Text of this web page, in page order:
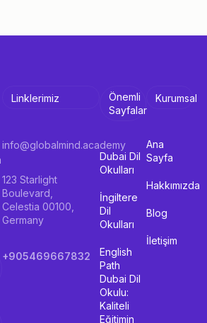
Linklerimiz
info@globalmind.academy
123 Starlight
Boulevard,
Celestia 00100,
Germany
+905469667832
Önemli
Sayfalar
Dubai Dil
Okulları
İngiltere
Dil
Okulları
English
Path
Dubai Dil
Okulu:
Kaliteli
Eğitimin
Kurumsal
Ana
Sayfa
Hakkımızda
Blog
İletişim